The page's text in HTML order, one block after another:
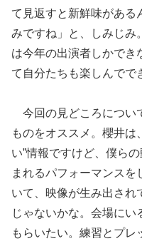
て見返すと新鮮味がある
みですね」と、しみじみ
は今年の出演者しかでき
て自分たちも楽しんでで
今回の見どころについ
ものをオススメ。櫻井は
い”情報ですけど、僕ら
まれるパフォーマンス
いて、映像が生み出され
じゃないかな。会場にい
もらいたい。練習とプ